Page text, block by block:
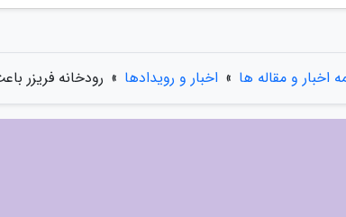
اخبار و مقاله ها » اخبار و رویدادها » رودخانه فریزر